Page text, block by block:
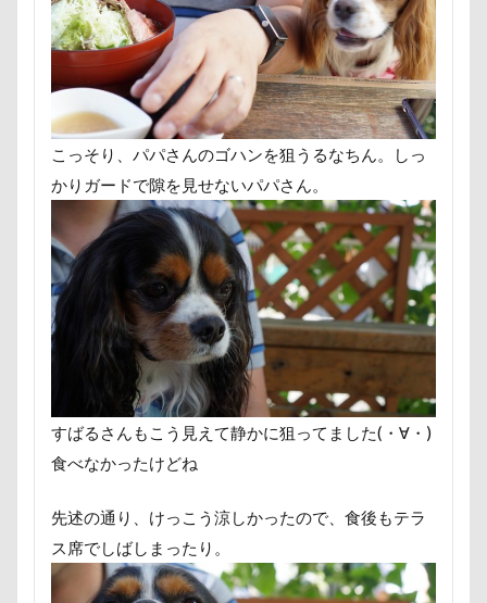
こっそり、パパさんのゴハンを狙うるなちん。しっ
かりガードで隙を見せないパパさん。
すばるさんもこう見えて静かに狙ってました(・∀・)
食べなかったけどね
先述の通り、けっこう涼しかったので、食後もテラ
ス席でしばしまったり。
福島県
神社 神奈川県 砺波市
破壊王
肘掛けスタイル
羽咋市
肉菜工房 うしすけ 台場店
肉球ハーネス
肉球 耳掃除嫌い 耳掃除
群馬県
紅梅 美術館 羊毛フェルト
細工蒲鉾
紬くん 紫陽花 紋次郎くん
石巻市
長野北部旅行 青木町公園 震災
集合写真
階段 長野県 長野原町
長瀞屋
長持ちオヤツ
長友心平 鐘 銀行印
鈴木福
野菜ジャーキー 里山ドッグランサム
那須高原SA
飾り毛 鵜の浜海岸
鬼押出し園
駄々コネ 首里城
飯山市
食欲魔人 食器 食事風景
食べ渋り
願い事メーカー
願い事 里山 那須町
赤ちゃん
貸し切り温泉
誤飲
誕生日 試着 診察台 越谷市
親戚探し
親ばかフィルター
西丹沢
西の河原公園 赤壁 足立区